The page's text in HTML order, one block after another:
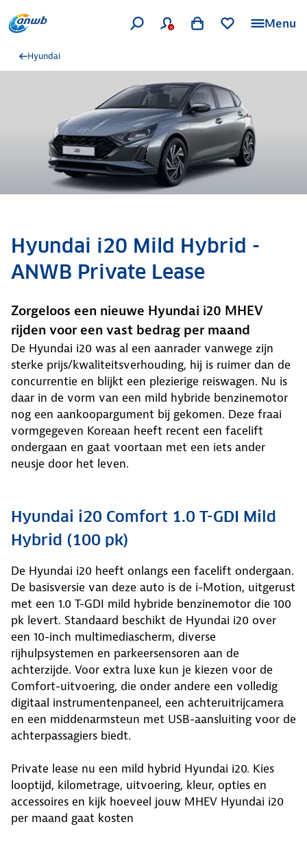
Menu
Hyundai
Hyundai i20 Mild Hybrid -
ANWB Private Lease
Zorgeloos een nieuwe Hyundai i20 MHEV
rijden voor een vast bedrag per maand
De Hyundai i20 was al een aanrader vanwege zijn
sterke prijs/kwaliteitsverhouding, hij is ruimer dan de
concurrentie en blijkt een plezierige reiswagen. Nu is
daar in de vorm van een mild hybride benzinemotor
nog een aankoopargument bij gekomen. Deze fraai
vormgegeven Koreaan heeft recent een facelift
ondergaan en gaat voortaan met een iets ander
neusje door het leven.
Hyundai i20 Comfort 1.0 T-GDI Mild
Hybrid (100 pk)
De Hyundai i20 heeft onlangs een facelift ondergaan.
De basisversie van deze auto is de i-Motion, uitgerust
met een 1.0 T-GDI mild hybride benzinemotor die 100
pk levert. Standaard beschikt de Hyundai i20 over
een 10-inch multimediascherm, diverse
rijhulpsystemen en parkeersensoren aan de
achterzijde. Voor extra luxe kun je kiezen voor de
Comfort-uitvoering, die onder andere een volledig
digitaal instrumentenpaneel, een achteruitrijcamera
en een middenarmsteun met USB-aansluiting voor de
achterpassagiers biedt.
Private lease nu een mild hybrid Hyundai i20. Kies
looptijd, kilometrage, uitvoering, kleur, opties en
accessoires en kijk hoeveel jouw MHEV Hyundai i20
per maand gaat kosten